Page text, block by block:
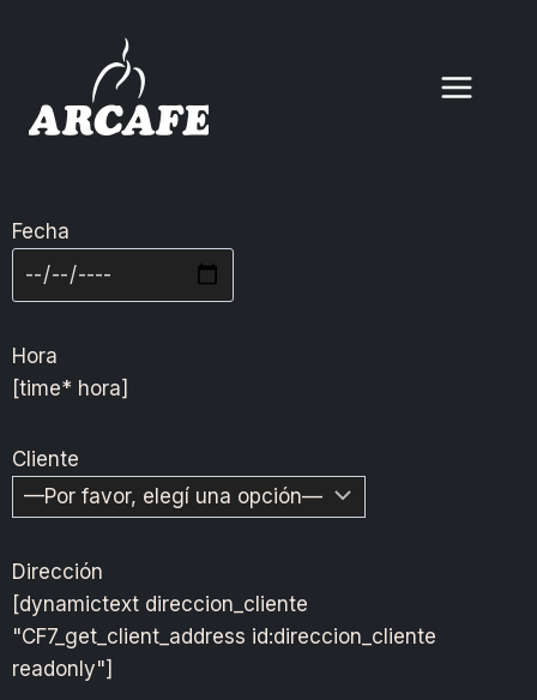
Fecha
Hora
[time* hora]
Cliente
Dirección
[dynamictext direccion_cliente
"CF7_get_client_address id:direccion_cliente
readonly"]